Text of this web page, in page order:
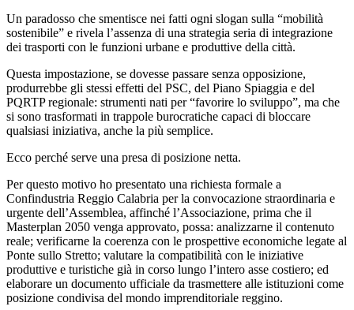
Un paradosso che smentisce nei fatti ogni slogan sulla “mobilità
sostenibile” e rivela l’assenza di una strategia seria di integrazione
dei trasporti con le funzioni urbane e produttive della città.
Questa impostazione, se dovesse passare senza opposizione,
produrrebbe gli stessi effetti del PSC, del Piano Spiaggia e del
PQRTP regionale: strumenti nati per “favorire lo sviluppo”, ma che
si sono trasformati in trappole burocratiche capaci di bloccare
qualsiasi iniziativa, anche la più semplice.
Ecco perché serve una presa di posizione netta.
Per questo motivo ho presentato una richiesta formale a
Confindustria Reggio Calabria per la convocazione straordinaria e
urgente dell’Assemblea, affinché l’Associazione, prima che il
Masterplan 2050 venga approvato, possa: analizzarne il contenuto
reale; verificarne la coerenza con le prospettive economiche legate al
Ponte sullo Stretto; valutare la compatibilità con le iniziative
produttive e turistiche già in corso lungo l’intero asse costiero; ed
elaborare un documento ufficiale da trasmettere alle istituzioni come
posizione condivisa del mondo imprenditoriale reggino.